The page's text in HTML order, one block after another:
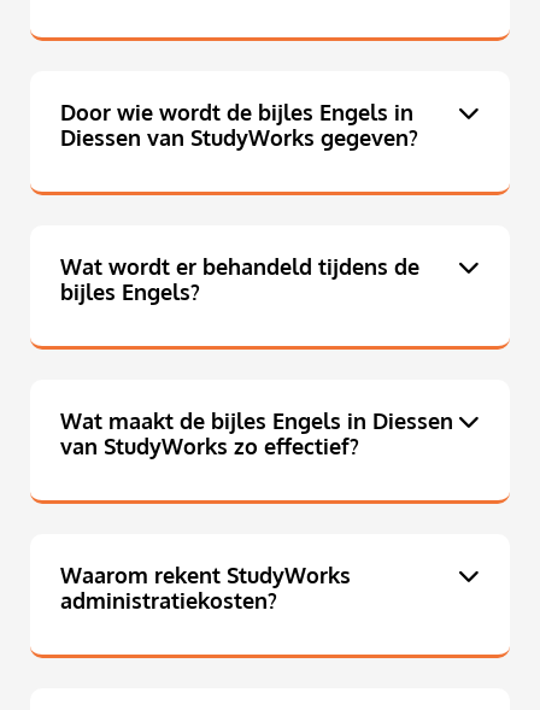
Door wie wordt de bijles Engels in
Diessen van StudyWorks gegeven?
Wat wordt er behandeld tijdens de
bijles Engels?
Wat maakt de bijles Engels in Diessen
van StudyWorks zo effectief?
Waarom rekent StudyWorks
administratiekosten?